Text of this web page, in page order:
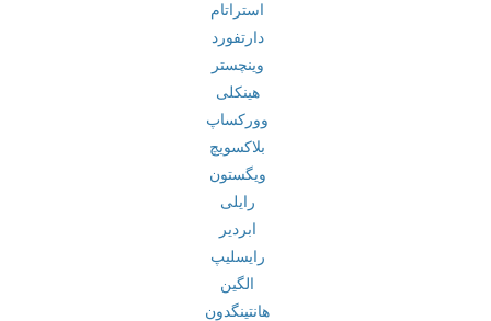
استراتام
دارتفورد
وینچستر
هینکلی
وورکساپ
بلاکسویچ
ویگستون
رایلی
ابردیر
رایسلیپ
الگین
هانتینگدون